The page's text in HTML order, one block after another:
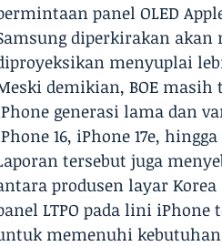
panel OLED
diperkirakan akan
menyuplai
demikian, BOE masih
generasi lama dan
16, iPhone 17e, hingga
tersebut juga
produsen layar
LTPO pada lini
memenuhi kebutuhan